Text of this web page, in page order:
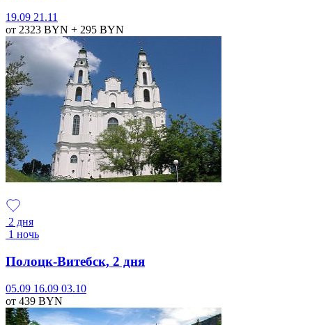
19.09 21.11
от 2323 BYN + 295 BYN
2 дня
1 ночь
Полоцк-Витебск, 2 дня
05.09 16.09 03.10
от 439 BYN